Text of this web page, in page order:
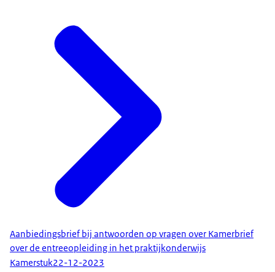
Aanbiedingsbrief bij antwoorden op vragen over Kamerbrief
over de entreeopleiding in het praktijkonderwijs
Kamerstuk22-12-2023